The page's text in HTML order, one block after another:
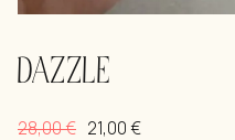
DAZZLE
28,00€ 21,00€